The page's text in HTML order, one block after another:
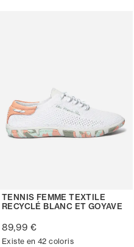
TENNIS FEMME TEXTILE
RECYCLÉ BLANC ET GOYAVE
89,99 €
Existe en 42 coloris